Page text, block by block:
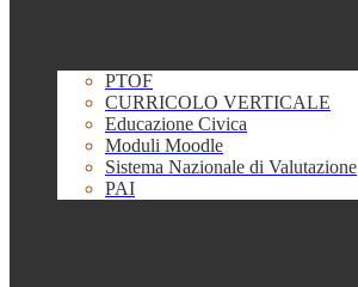
PTOF
CURRICOLO VERTICALE
Educazione Civica
Moduli Moodle
Sistema Nazionale di Valutazione
PAI